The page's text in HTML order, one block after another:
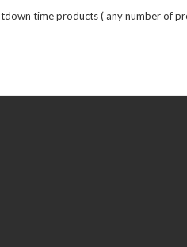
time products ( any number of